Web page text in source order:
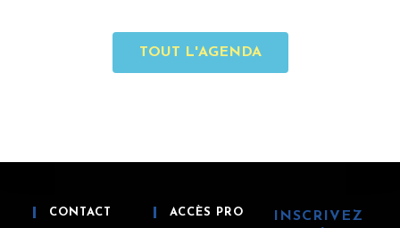
TOUT L'AGENDA
CONTACT ACCÈS PRO
INSCRIVEZ